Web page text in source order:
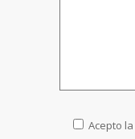
Acepto la